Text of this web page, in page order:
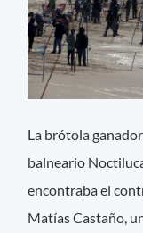
La brótola
balneario
encontraba el
Matías Castaño,